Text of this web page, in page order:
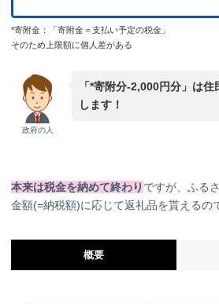
*寄附金：「寄附金＝支払い予定の税金」
そのため上限額に個人差がある
政府の人
「*寄附分-2,000円分」は
します！
本来は税金を納めて終わり ですが、ふる
金額(=納税額)に応じて返礼品を貰えるの
概要